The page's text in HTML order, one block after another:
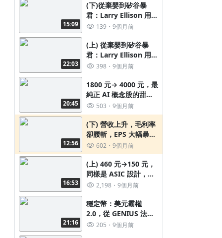
15:09
(下)從棄嬰到矽谷暴
君：Larry Ellison 用叛
逆與野心打造甲骨文帝
139 9個月前
22:03
(上) 從棄嬰到矽谷暴
君：Larry Ellison 用叛
逆與野心打造甲骨文帝
398 9個月前
20:45
1800 元→ 4000 元，最
純正 AI 概念股的甜蜜
負擔503 9個月前
12:56
(下) 營收上升，毛利率
卻腰斬，EPS 大幅暴
跌，到底發生什麼事!?
602 9個月前
16:53
(上) 460 元→150 元，
同樣是 ASIC 設計，怎
麼股價兩樣情
2,198 9個月前
21:16
穩定幣：美元霸權
2.0，從 GENIUS 法案
到川普家族帝國
205 9個月前